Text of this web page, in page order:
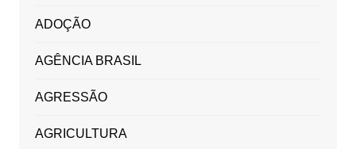
ADOÇÃO
AGÊNCIA BRASIL
AGRESSÃO
AGRICULTURA